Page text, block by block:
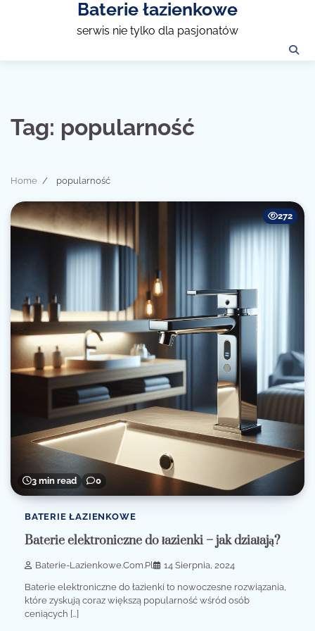
Baterie łazienkowe
serwis nie tylko dla pasjonatów
Tag: popularność
Home popularność
3 min read 0
272
BATERIE ŁAZIENKOWE
Baterie elektroniczne do łazienki – jak działają?
Baterie-Lazienkowe.com.pl 14 Sierpnia, 2024
Baterie elektroniczne do łazienki to nowoczesne rozwiązania,
które zyskują coraz większą popularność wśród osób
ceniących […]